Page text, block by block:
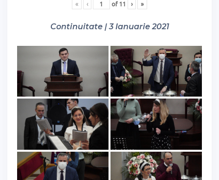
« ‹ of 11 › »
Continuitate | 3 Ianuarie 2021